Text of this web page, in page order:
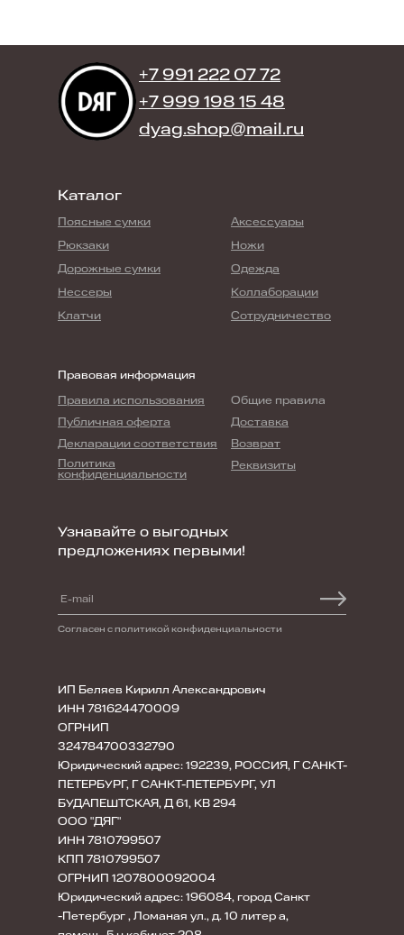
Правила использования
+7 991 222 07 72
dyag.shop@mail.ru
Правовая информация
ИП Беляев Кирилл Александрович
ИНН 781624470009
ОГРНИП
324784700332790
Юридический адрес: 192239, РОССИЯ, Г САНКТ-
ПЕТЕРБУРГ, Г САНКТ-ПЕТЕРБУРГ, УЛ
БУДАПЕШТСКАЯ, Д 61, КВ 294
Каталог
Общие правила
Поясные сумки Аксессуары
Возврат
Декларации соответствия
Дорожные сумки Одежда
Реквизиты
Политика
конфиденциальности
Коллаборации
Нессеры
Доставка
Публичная оферта
Рюкзаки Ножи
Клатчи Сотрудничество
Согласен с политикой конфиденциальности
Узнавайте о выгодных
предложениях первыми!
ООО "ДЯГ"
ИНН 7810799507
КПП 7810799507
ОГРНИП 1207800092004
Юридический адрес: 196084, город Санкт
-Петербург , Ломаная ул., д. 10 литер а,
+7 999 198 15 48